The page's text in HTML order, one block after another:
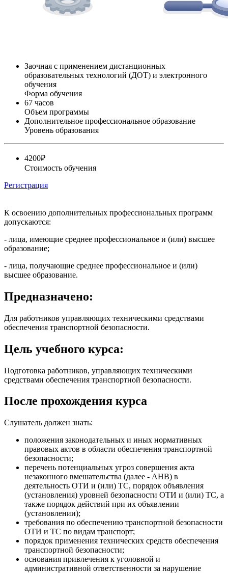
Заочная с применением дистанционных
образовательных технологий (ДОТ) и электронного
обучения
Форма обучения
67 часов
Объем программы
Дополнительное профессиональное образование
Уровень образования
4200₽
Стоимость обучения
Регистрация
К освоению дополнительных профессиональных программ
допускаются:
- лица, имеющие среднее профессиональное и (или) высшее
образование;
- лица, получающие среднее профессиональное и (или)
высшее образование.
Предназначено:
Для работников управляющих техническими средствами
обеспечения транспортной безопасности.
Цель учебного курса:
Подготовка работников, управляющих техническими
средствами обеспечения транспортной безопасности.
После прохождения курса
Слушатель должен знать:
положения законодательных и иных нормативных
правовых актов в области обеспечения транспортной
безопасности;
перечень потенциальных угроз совершения акта
незаконного вмешательства (далее - АНВ) в
деятельность ОТИ и (или) ТС, порядок объявления
(установления) уровней безопасности ОТИ и (или) ТС, а
также порядок действий при их объявлении
(установлении);
требования по обеспечению транспортной безопасности
ОТИ и ТС по видам транспорт;
порядок применения технических средств обеспечения
транспортной безопасности;
основания привлечения к уголовной и
административной ответственности за нарушение